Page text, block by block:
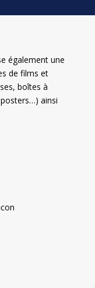
également une
de films et
boîtes à
ainsi